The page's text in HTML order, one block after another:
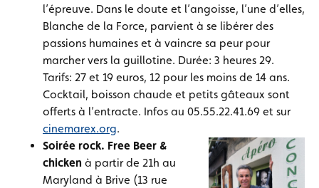
l’épreuve. Dans le doute et l’angoisse, l’une d’elles,
Blanche de la Force, parvient à se libérer des
passions humaines et à vaincre sa peur pour
marcher vers la guillotine. Durée: 3 heures 29.
Tarifs: 27 et 19 euros, 12 pour les moins de 14 ans.
Cocktail, boisson chaude et petits gâteaux sont
offerts à l’entracte. Infos au 05.55.22.41.69 et sur
cinemarex.org.
Soirée rock. Free Beer &
chicken à partir de 21h au
Maryland à Brive (13 rue